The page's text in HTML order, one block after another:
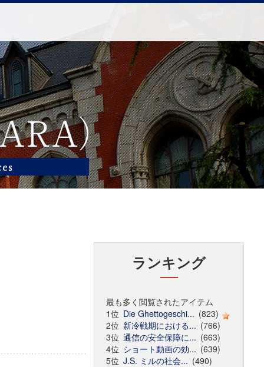
ランキング
最も多く閲覧されたアイテム
1位 Die Ghettogeschi... (823)
2位 新冷戦期における... (766)
3位 通信の安全保障に... (663)
4位 ショート動画の効... (639)
5位 J.S. ミルの社会... (490)